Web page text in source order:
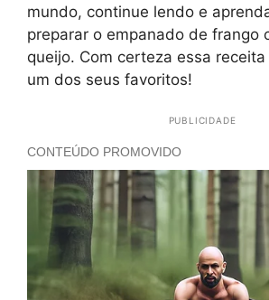
mundo, continue lendo e
preparar o empanado de frango
queijo. Com certeza essa
um dos seus favoritos!
PUBLICIDADE